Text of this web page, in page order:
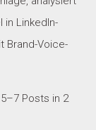
in LinkedIn-
Brand-Voice-
Posts in 2